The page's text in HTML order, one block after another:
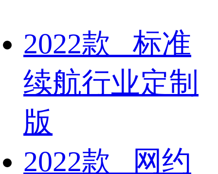
2022款 标准
续航行业定制
版
2022款 网约